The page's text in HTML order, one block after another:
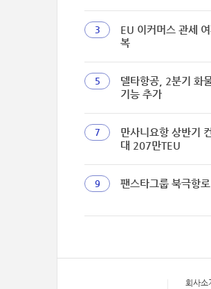
3
EU 이커머스 관세
복
5
델타항공, 2분기 화
기능 추가
7
만사니요항 상반기
대 207만TEU
9 팬스타그룹 북극항
회사소